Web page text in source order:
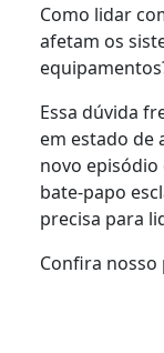
Como lidar
afetam os
Essa dúvida
em estado de
novo episódio
bate-papo
precisa para
Confira nosso